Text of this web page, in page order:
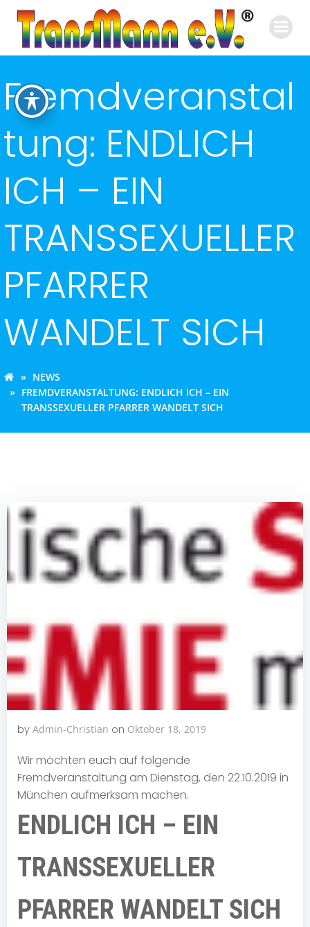
Inhalt
springen
Fremdveranstal
tung: ENDLICH
ICH – EIN
TRANSSEXUELLER
PFARRER
WANDELT SICH
NEWS
FREMDVERANSTALTUNG: ENDLICH ICH – EIN
TRANSSEXUELLER PFARRER WANDELT SICH
by Admin-Christian on Oktober 18, 2019
Wir möchten euch auf folgende
Fremdveranstaltung am Dienstag, den 22.10.2019 in
München aufmerksam machen.
ENDLICH ICH – EIN
TRANSSEXUELLER
PFARRER WANDELT SICH